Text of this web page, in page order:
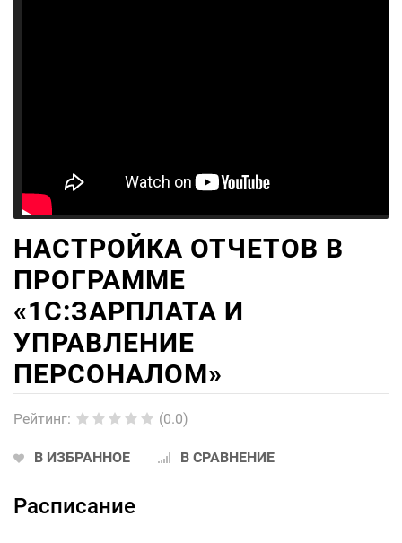
НАСТРОЙКА ОТЧЕТОВ В
ПРОГРАММЕ
«1С:ЗАРПЛАТА И
УПРАВЛЕНИЕ
ПЕРСОНАЛОМ»
Рейтинг: (0.0)
В ИЗБРАННОЕ В СРАВНЕНИЕ
Расписание